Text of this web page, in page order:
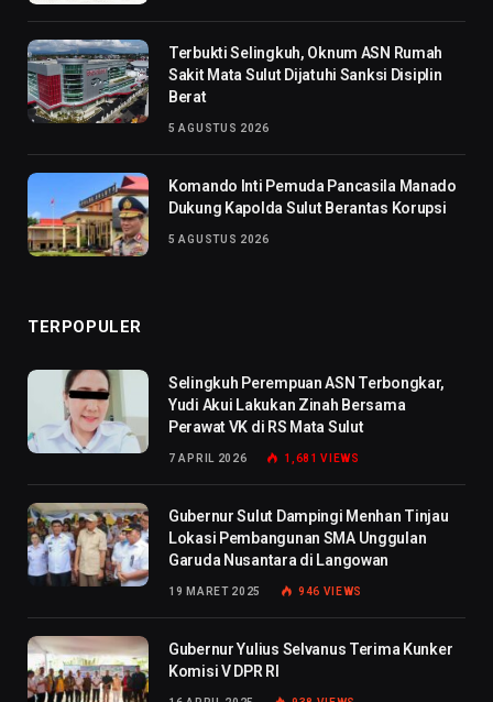
Terbukti Selingkuh, Oknum ASN Rumah
Sakit Mata Sulut Dijatuhi Sanksi Disiplin
Berat
5 AGUSTUS 2026
Komando Inti Pemuda Pancasila Manado
Dukung Kapolda Sulut Berantas Korupsi
5 AGUSTUS 2026
TERPOPULER
Selingkuh Perempuan ASN Terbongkar,
Yudi Akui Lakukan Zinah Bersama
Perawat VK di RS Mata Sulut
7 APRIL 2026 1,681VIEWS
Gubernur Sulut Dampingi Menhan Tinjau
Lokasi Pembangunan SMA Unggulan
Garuda Nusantara di Langowan
19 MARET 2025 946 VIEWS
Gubernur Yulius Selvanus Terima Kunker
Komisi V DPR RI